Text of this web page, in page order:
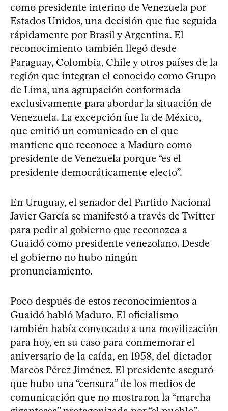
como presidente interino de Venezuela por
Estados Unidos, una decisión que fue seguida
rápidamente por Brasil y Argentina. El
reconocimiento también llegó desde
Paraguay, Colombia, Chile y otros países de la
región que integran el conocido como Grupo
de Lima, una agrupación conformada
exclusivamente para abordar la situación de
Venezuela. La excepción fue la de México,
que emitió un comunicado en el que
mantiene que reconoce a Maduro como
presidente de Venezuela porque “es el
presidente democráticamente electo”.
En Uruguay, el senador del Partido Nacional
Javier García se manifestó a través de Twitter
para pedir al gobierno que reconozca a
Guaidó como presidente venezolano. Desde
el gobierno no hubo ningún
pronunciamiento.
Poco después de estos reconocimientos a
Guaidó habló Maduro. El oficialismo
también había convocado a una movilización
para hoy, en su caso para conmemorar el
aniversario de la caída, en 1958, del dictador
Marcos Pérez Jiménez. El presidente aseguró
que hubo una “censura” de los medios de
comunicación que no mostraron la “marcha